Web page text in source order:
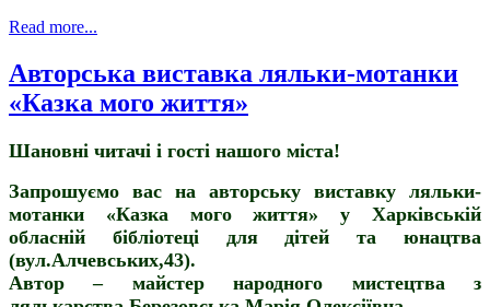
Read more...
Авторська виставка ляльки-мотанки
«Казка мого життя»
Шановні читачі і гості нашого міста!
Запрошуємо вас на авторську виставку ляльки-
мотанки «Казка мого життя» у Харківській
обласній бібліотеці для дітей та юнацтва
(вул.Алчевських,43).
Автор – майстер народного мистецтва з